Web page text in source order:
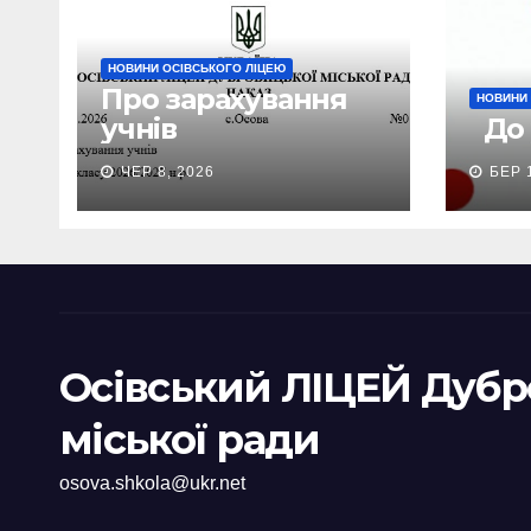
НОВИНИ ОСІВСЬКОГО ЛІЦЕЮ
Про зарахування
учнів
ЧЕР 8, 2026
НОВИНИ
До
БЕР
Осівський ЛІЦЕЙ
міської ради
osova.shkola@ukr.net